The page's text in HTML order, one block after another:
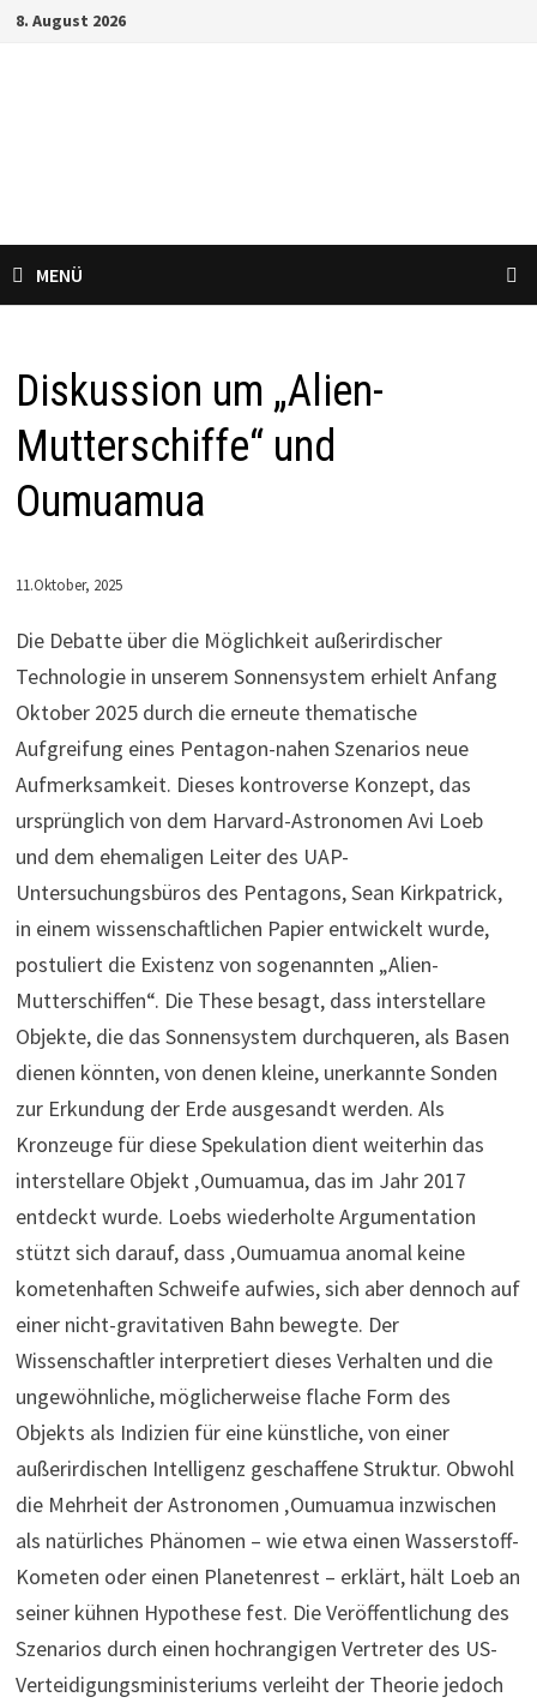
Zum8. August 2026
MENÜ
Diskussion um „Alien-
Mutterschiffe“ und
Oumuamua
11.Oktober, 2025
Die Debatte über die Möglichkeit außerirdischer
Technologie in unserem Sonnensystem erhielt Anfang
Oktober 2025 durch die erneute thematische
Aufgreifung eines Pentagon-nahen Szenarios neue
Aufmerksamkeit. Dieses kontroverse Konzept, das
ursprünglich von dem Harvard-Astronomen Avi Loeb
und dem ehemaligen Leiter des UAP-
Untersuchungsbüros des Pentagons, Sean Kirkpatrick,
in einem wissenschaftlichen Papier entwickelt wurde,
postuliert die Existenz von sogenannten „Alien-
Mutterschiffen“. Die These besagt, dass interstellare
Objekte, die das Sonnensystem durchqueren, als Basen
dienen könnten, von denen kleine, unerkannte Sonden
zur Erkundung der Erde ausgesandt werden. Als
Kronzeuge für diese Spekulation dient weiterhin das
interstellare Objekt ‚Oumuamua, das im Jahr 2017
entdeckt wurde. Loebs wiederholte Argumentation
stützt sich darauf, dass ‚Oumuamua anomal keine
kometenhaften Schweife aufwies, sich aber dennoch auf
einer nicht-gravitativen Bahn bewegte. Der
Wissenschaftler interpretiert dieses Verhalten und die
ungewöhnliche, möglicherweise flache Form des
Objekts als Indizien für eine künstliche, von einer
außerirdischen Intelligenz geschaffene Struktur. Obwohl
die Mehrheit der Astronomen ‚Oumuamua inzwischen
als natürliches Phänomen – wie etwa einen Wasserstoff-
Kometen oder einen Planetenrest – erklärt, hält Loeb an
seiner kühnen Hypothese fest. Die Veröffentlichung des
Szenarios durch einen hochrangigen Vertreter des US-
Verteidigungsministeriums verleiht der Theorie jedoch